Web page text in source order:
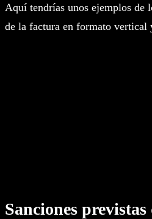
Aquí tendrías unos ejemplos de
de la factura en formato vertical
Sanciones previstas